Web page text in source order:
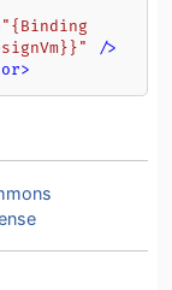
"{Binding
/>
>